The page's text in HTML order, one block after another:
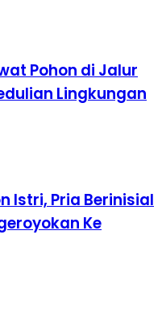
Pohon di Jalur
Lingkungan
Istri, Pria Berinisial
Ke